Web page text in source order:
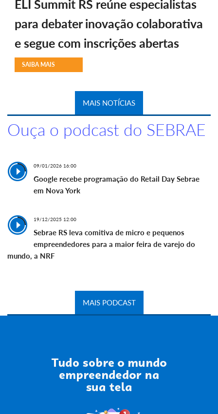
ELI Summit RS reúne especialistas
para debater inovação colaborativa
e segue com inscrições abertas
SAIBA MAIS
MAIS NOTÍCIAS
Ouça o podcast do SEBRAE
09/01/2026 16:00
Google recebe programação do Retail Day Sebrae
em Nova York
19/12/2025 12:00
Sebrae RS leva comitiva de micro e pequenos
empreendedores para a maior feira de varejo do
mundo, a NRF
MAIS PODCAST